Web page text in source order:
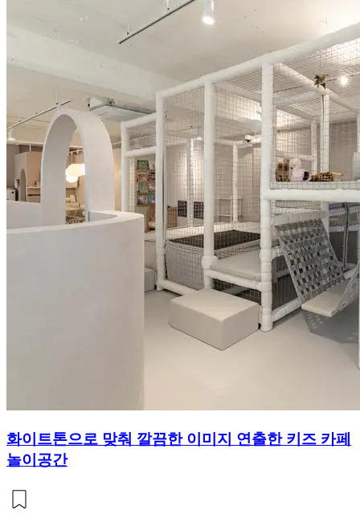
화이트톤으로 맞춰 깔끔한 이미지 연출한 키즈 카페
놀이공간